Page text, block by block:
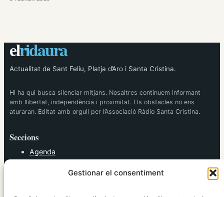
Gestionar el consentiment
elridaura
Actualitat de Sant Feliu, Platja d’Aro i Santa Cristina.
Hi ha qui busca silenciar mitjans. Nosaltres continuem informant
amb llibertat, independència i proximitat. Els obstacles no ens
aturaran. Editat amb orgull per l’Associació Ràdio Santa Cristina.
Seccions
Agenda